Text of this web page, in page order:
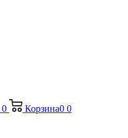
0 Корзина0 0